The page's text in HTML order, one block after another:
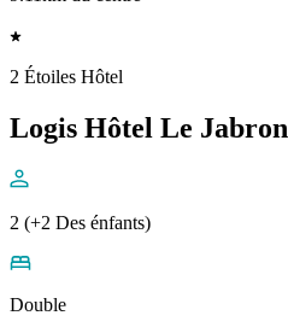
2 Étoiles Hôtel
Logis Hôtel Le Jabron
2 (+2 Des énfants)
Double